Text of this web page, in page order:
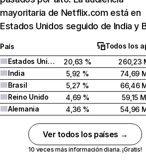
mayoritaria de Netflix.com está en
Estados Unidos seguido de India y
País
Todos los
Estados Unidos
20,63 %
260,23
India
5,92 %
74,69
Brasil
5,27 %
66,46
Reino Unido
4,69 %
59,15 M
Alemania
4,36 % 54,96
Ver todos los países →
10 veces más información diaria. ¡Gratis!